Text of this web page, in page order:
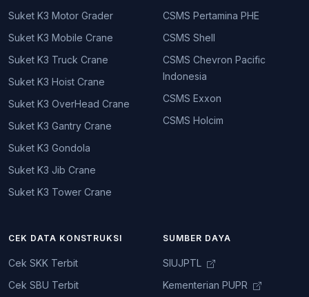
Suket K3 Motor Grader
Suket K3 Mobile Crane
Suket K3 Truck Crane
Suket K3 Hoist Crane
Suket K3 OverHead Crane
Suket K3 Gantry Crane
Suket K3 Gondola
Suket K3 Jib Crane
Suket K3 Tower Crane
CSMS Pertamina PHE
CSMS Shell
CSMS Chevron Pacific
Indonesia
CSMS Exxon
CSMS Holcim
CEK DATA KONSTRUKSI
Cek SKK Terbit
Cek SBU Terbit
SUMBER DAYA
SIUJPTL
Kementerian PUPR